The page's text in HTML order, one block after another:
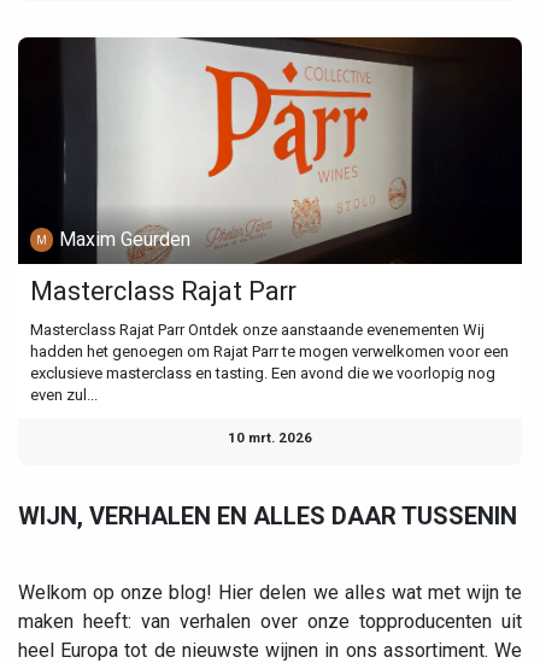
Maxim Geurden
Masterclass Rajat Parr
Masterclass Rajat Parr Ontdek onze aanstaande evenementen Wij
hadden het genoegen om Rajat Parr te mogen verwelkomen voor een
exclusieve masterclass en tasting. Een avond die we voorlopig nog
even zul...
10 mrt. 2026
WIJN, VERHALEN EN ALLES DAAR TUSSENIN
Welkom op onze blog! Hier delen we alles wat met wijn te
maken heeft: van verhalen over onze topproducenten uit
heel Europa tot de nieuwste wijnen in ons assortiment. We